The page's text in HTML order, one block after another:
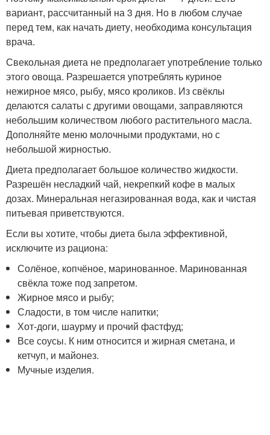
вариант, рассчитанный на 3 дня. Но в любом случае
перед тем, как начать диету, необходима консультация
врача.
Свекольная диета не предполагает употребление только
этого овоща. Разрешается употреблять куриное
нежирное мясо, рыбу, мясо кроликов. Из свёклы
делаются салаты с другими овощами, заправляются
небольшим количеством любого растительного масла.
Дополняйте меню молочными продуктами, но с
небольшой жирностью.
Диета предполагает большое количество жидкости.
Разрешён несладкий чай, некрепкий кофе в малых
дозах. Минеральная негазированная вода, как и чистая
питьевая приветствуются.
Если вы хотите, чтобы диета была эффективной,
исключите из рациона:
Солёное, копчёное, маринованное. Маринованная
свёкла тоже под запретом.
Жирное мясо и рыбу;
Сладости, в том числе напитки;
Хот-доги, шаурму и прочий фастфуд;
Все соусы. К ним относится и жирная сметана, и
кетчуп, и майонез.
Мучные изделия.